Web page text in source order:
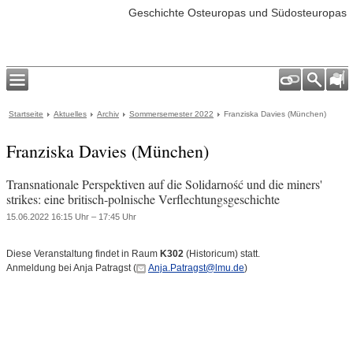
Geschichte Osteuropas und Südosteuropas
Startseite Aktuelles Archiv Sommersemester 2022 Franziska Davies (München)
Franziska Davies (München)
Transnationale Perspektiven auf die Solidarność und die miners'
strikes: eine britisch-polnische Verflechtungsgeschichte
15.06.2022 16:15 Uhr – 17:45 Uhr
Diese Veranstaltung findet in Raum K302 (Historicum) statt.
Anmeldung bei Anja Patragst (
Anja.Patragst@lmu.de)